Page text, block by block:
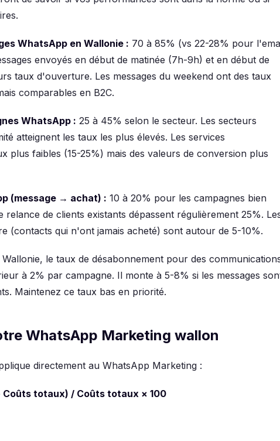
WhatsApp en Wallonie : 70 à 85% (vs 22-28% pour
envoyés en début de matinée (7h-9h) et en début de
taux d'ouverture. Les messages du weekend ont des taux
comparables en B2C.
WhatsApp : 25 à 45% selon le secteur. Les secteurs
atteignent les taux les plus élevés. Les services
plus faibles (15-25%) mais des valeurs de conversion plus
(message → achat) : 10 à 20% pour les campagnes bien
relance de clients existants dépassent régulièrement 25%.
(contacts qui n'ont jamais acheté) sont autour de 5-10%.
Wallonie, le taux de désabonnement pour des
à 2% par campagne. Il monte à 5-8% si les messages
Maintenez ce taux bas en priorité.
WhatsApp Marketing wallon
directement au WhatsApp Marketing :
Coûts totaux) / Coûts totaux × 100